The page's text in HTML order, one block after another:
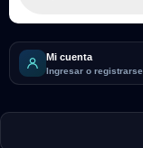
Mi cuenta
Ingresar o registrarse